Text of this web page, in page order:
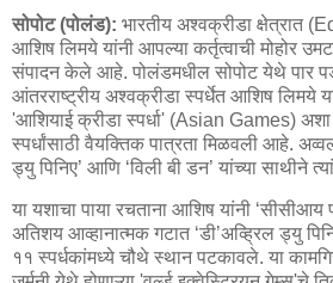
सोपोट (पोलंड): भारतीय अश्वक्रीडा क्षेत्रात
आशिष लिमये यांनी आपल्या कर्तृत्वाची मोहोर
संपादन केले आहे. पोलंडमधील सोपोट येथे पार
आंतरराष्ट्रीय अश्वक्रीडा स्पर्धेत आशिष लिमये
'आशियाई क्रीडा स्पर्धा' (Asian Games) अशा
स्पर्धांसाठी वैयक्तिक पात्रता मिळवली आहे.
ड्यु पिनिए’ आणि ‘विली बी डन’ यांच्या साथीने
या यशाचा पाया रचताना आशिष यांनी
अतिशय आव्हानात्मक गटात ‘डी’अव्ह्रिल ड्यु
११ स्पर्धकांमध्ये चौथे स्थान पटकावले. या